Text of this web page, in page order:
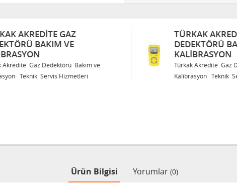
TÜRKAK AKREDITE GAZ
DEDEKTÖRÜ BAKIM VE
Türkak Akredite Gaz Dedektörü Bakım ve
Kalibrasyon Teknik Servis Hizmetleri
Ürün Bilgisi Yorumlar (0)